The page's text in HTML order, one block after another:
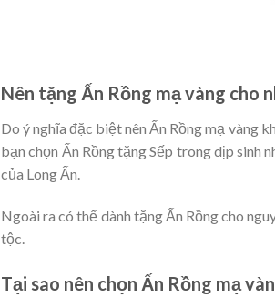
Nên tặng Ấn Rồng mạ vàng cho
Do ý nghĩa đặc biệt nên Ấn Rồng mạ vàng
bạn chọn Ấn Rồng tặng Sếp trong dịp sinh
của Long Ấn.
Ngoài ra có thể dành tặng Ấn Rồng cho
tộc.
Tại sao nên chọn Ấn Rồng mạ